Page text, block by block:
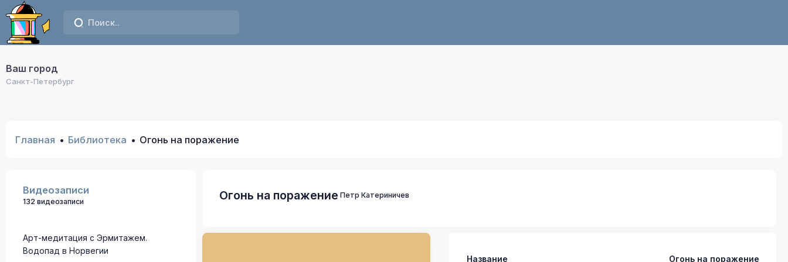
Ваш город
Санкт-Петербург
Главная Библиотека Огонь на поражение
Видеозаписи
132 видеозаписи
Арт-медитация с Эрмитажем.
Водопад в Норвегии
Огонь на поражение Петр Катериничев
Название Огонь на поражение